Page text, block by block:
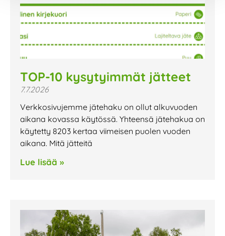
TOP-10 kysytyimmät jätteet
7.7.2026
Verkkosivujemme jätehaku on ollut alkuvuoden
aikana kovassa käytössä. Yhteensä jätehakua on
käytetty 8203 kertaa viimeisen puolen vuoden
aikana. Mitä jätteitä
Lue lisää »